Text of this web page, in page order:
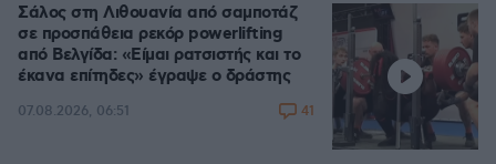
Σάλος στη Λιθουανία από σαμποτάζ
σε προσπάθεια ρεκόρ powerlifting
από Βελγίδα: «Είμαι ρατσιστής και το
έκανα επίτηδες» έγραψε ο δράστης
07.08.2026, 06:51 41